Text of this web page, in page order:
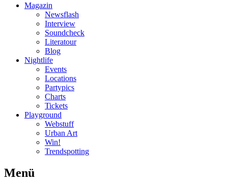
Magazin
Newsflash
Interview
Soundcheck
Literatour
Blog
Nightlife
Events
Locations
Partypics
Charts
Tickets
Playground
Webstuff
Urban Art
Win!
Trendspotting
Menü